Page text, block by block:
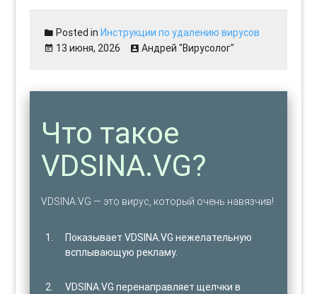
Posted inИнструкции по удалению вирусов
13 июня, 2026
Андрей "Вирусолог"
Что такое
VDSINA.VG?
VDSINA.VG — это вирус, который очень навязчив!
Показывает VDSINA.VG нежелательную
всплывающую рекламу.
VDSINA.VG перенаправляет щелчки в